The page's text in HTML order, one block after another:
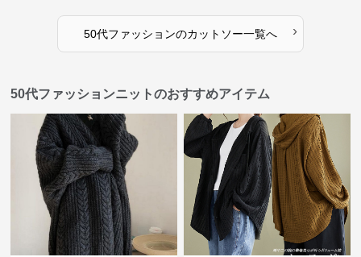
50代ファッションのカットソー一覧へ ›
50代ファッションニットのおすすめアイテム